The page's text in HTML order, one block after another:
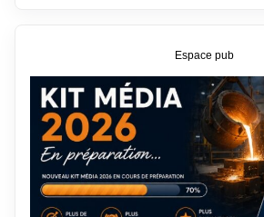
Espace pub